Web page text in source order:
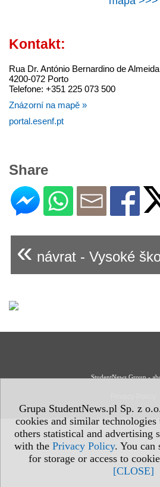
Grupa StudentNews.pl Sp. z
cookies and similar
others statistical and advertising
with the Privacy Policy. You can
for storage or access to
[CLOSE]
Kontakt:
Rua Dr. António Bernardino de Almeida
4200-072 Porto
Telefone: +351 225 073 500
Znázorní na mapě »
portal.esenf.pt
Share
« návrat - Vysoké
StudentNews Group -